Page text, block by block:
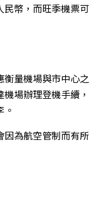
民幣，而旺季機票可
量機場與市中心之
場辦理登機手續，
因為航空管制而有所